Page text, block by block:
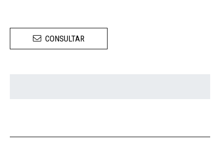
CONSULTAR